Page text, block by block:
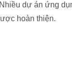
dự án ứng
hoàn thiện.